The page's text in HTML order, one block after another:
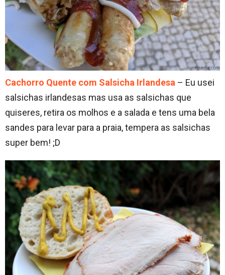
Cachorro Quente com Salsicha Irlandesa – Eu usei
salsichas irlandesas mas usa as salsichas que
quiseres, retira os molhos e a salada e tens uma bela
sandes para levar para a praia, tempera as salsichas
super bem! ;D